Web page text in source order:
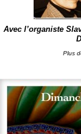
Avecl’organiste
Plus